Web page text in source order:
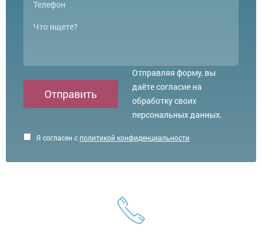
Я согласен сполитикой конфиденциальности
Отправить
Отправляя форму, вы
даёте согласие на
обработку своих
персональных данных.